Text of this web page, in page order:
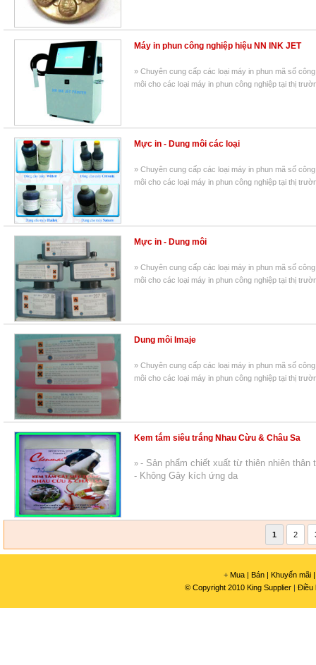
Máy in phun công nghiệp hiệu NN INK JET
» Chuyên cung cấp các loại máy in phun mã số
môi cho các loại máy in phun công nghiệp tại thị
Mực in - Dung môi các loại
» Chuyên cung cấp các loại máy in phun mã số
môi cho các loại máy in phun công nghiệp tại thị
Mực in - Dung môi
» Chuyên cung cấp các loại máy in phun mã số
môi cho các loại máy in phun công nghiệp tại thị
Dung môi Imaje
» Chuyên cung cấp các loại máy in phun mã số
môi cho các loại máy in phun công nghiệp tại thị
Kem tắm siêu trắng Nhau Cừu & Châu Sa
» - Sản phẩm chiết xuất từ thiên nhiên thân
- Không Gây kích ứng da
1 2
+ Mua | Bán | Khuyến mãi |
© Copyright 2010 King Supplier | Điều